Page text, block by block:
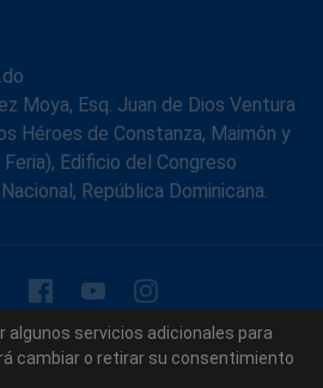
Moya, Esq. Juan de Dios Ventura
Héroes de Constanza, Maimón y
Edificio del Congreso
República Dominicana.
del Senado de la República
los derechos reservados.
algunos servicios adicionales para
cambiar o retirar su consentimiento